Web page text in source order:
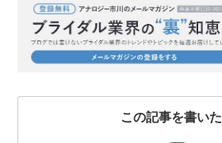
b
o
o
t
e
r
n
a
e
t
この記事を書い